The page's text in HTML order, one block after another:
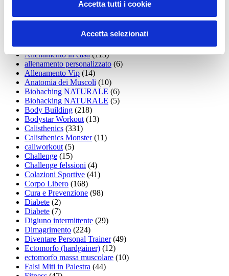
Accetta tutti i cookie
Accetta selezionati
Allenamento Braccia(9)
Allenamento con il TRX(36)
Allenamento funzionale(6)
Allenamento ibrido(9)
Allenamento in casa(113)
allenamento personalizzato (6)
Allenamento Vip (14)
Anatomia dei Muscoli (10)
Biohaching NATURALE (6)
Biohacking NATURALE (5)
Body Building (218)
Bodystar Workout(13)
Calisthenics (331)
Calisthenics Monster(11)
caliworkout(5)
Challenge (15)
Challenge felssioni (4)
Colazioni Sportive (41)
Corpo Libero (168)
Cura e Prevenzione (98)
Diabete (2)
Diabete (7)
Digiuno intermittente (29)
Dimagrimento (224)
Diventare Personal Trainer(49)
Ectomorfo (hardgainer) (12)
ectomorfo massa muscolare (10)
Falsi Miti in Palestra (44)